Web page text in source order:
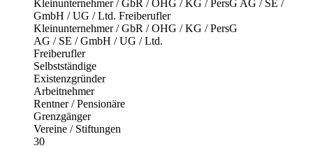
Kleinunternehmer / GbR / OHG / KG / PersG AG / SE /
GmbH / UG / Ltd. Freiberufler
Kleinunternehmer / GbR / OHG / KG / PersG
AG / SE / GmbH / UG / Ltd.
Freiberufler
Selbstständige
Existenzgründer
Arbeitnehmer
Rentner / Pensionäre
Grenzgänger
Vereine / Stiftungen
30